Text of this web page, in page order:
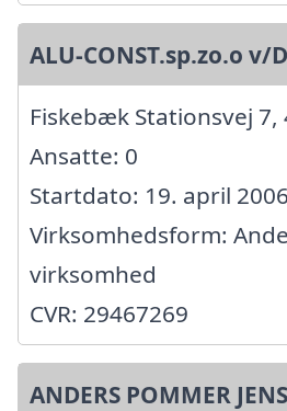
ALU-CONST.sp.zo.o
Fiskebæk Stationsvej 7,
Ansatte: 0
Startdato: 19. april
Virksomhedsform:
virksomhed
CVR: 29467269
ANDERS POMMER